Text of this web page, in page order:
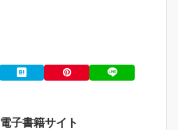
子書籍サイト